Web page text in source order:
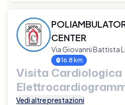
CENTER
Via Giovanni Battista
16.8 km
Visita Cardiologica
Vedi altre prestazioni